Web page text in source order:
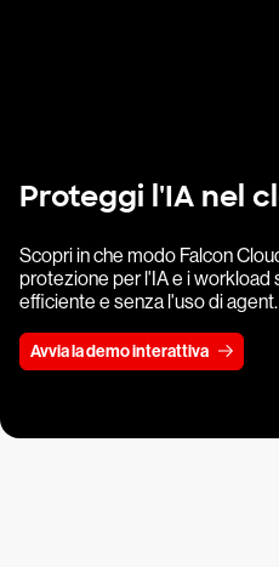
Proteggi l'IA nel
Scopri in che modo Falcon
protezione per l'IA e i workload
efficiente e senza l'uso di agent.
Avvia la demo interattiva